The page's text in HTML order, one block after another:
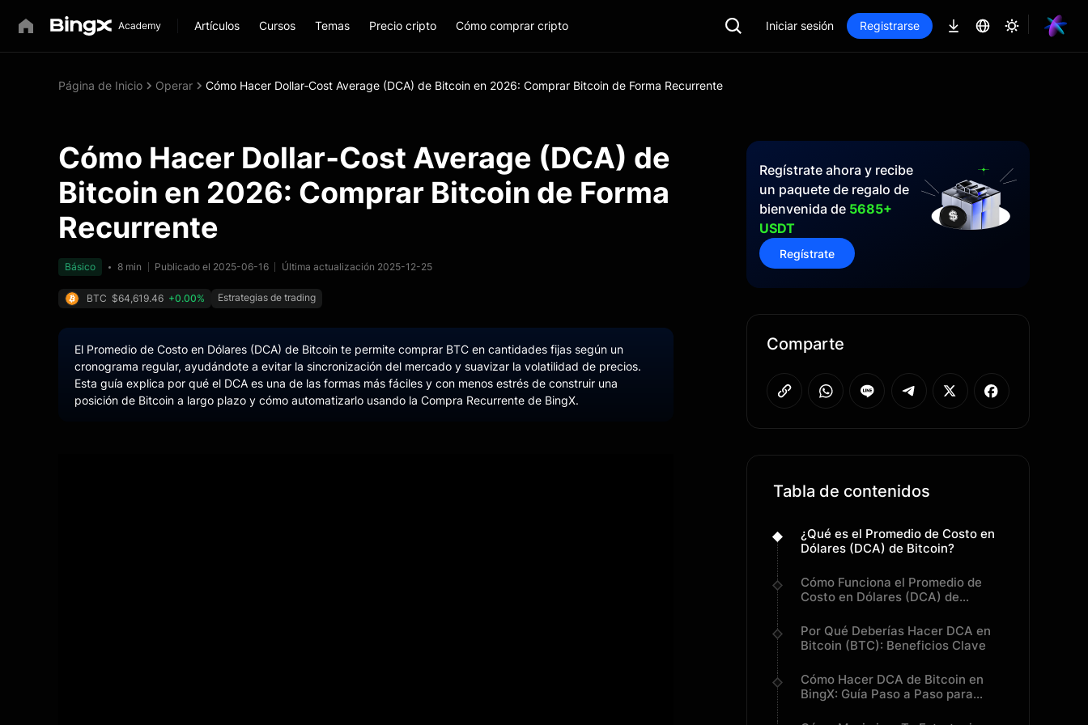
Artículos Cursos Temas Precio cripto Cómo comprar cripto Iniciar sesión Registrarse
Página de Inicio Operar Cómo Hacer Dollar‑Cost Average (DCA) de Bitcoin en 2026: Comprar Bitcoin de Forma Recurrente
Cómo Hacer Dollar‑Cost Average (DCA) de
Bitcoin en 2026: Comprar Bitcoin de Forma
Recurrente
Básico 8 min Publicado el 2025-06-16 Última actualización 2025-12-25
BTC $64,619.46 +0.00% Estrategias de trading
El Promedio de Costo en Dólares (DCA) de Bitcoin te permite comprar BTC en cantidades fijas según un
cronograma regular, ayudándote a evitar la sincronización del mercado y suavizar la volatilidad de precios.
Esta guía explica por qué el DCA es una de las formas más fáciles y con menos estrés de construir una
posición de Bitcoin a largo plazo y cómo automatizarlo usando la Compra Recurrente de BingX.
Regístrate ahora y recibe
un paquete de regalo de
bienvenida de 5685+
USDT
Regístrate
Comparte
Tabla de contenidos
¿Qué es el Promedio de Costo en
Dólares (DCA) de Bitcoin?
Cómo Funciona el Promedio de
Costo en Dólares (DCA) de
Por Qué Deberías Hacer DCA en
Bitcoin (BTC): Beneficios Clave
Cómo Hacer DCA de Bitcoin en
BingX: Guía Paso a Paso para